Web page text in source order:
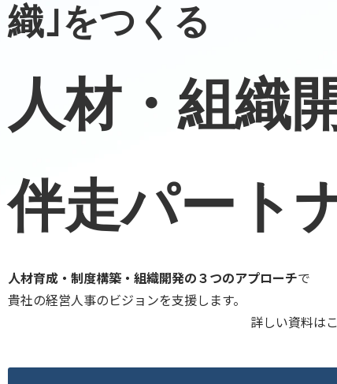
織｣をつくる
人材・組織
伴走パート
人材育成・制度構築・組織開発の３つのアプローチで
貴社の経営人事のビジョンを支援します。
詳しい資料は